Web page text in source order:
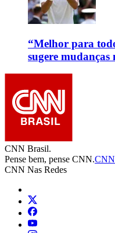
“Melhor para
sugere mudanças
CNN Brasil.
Pense bem, pense CNN.
CNN Nas Redes